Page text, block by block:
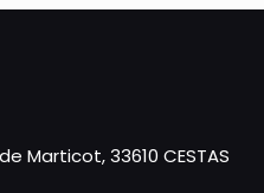
Marticot, 33610 CESTAS